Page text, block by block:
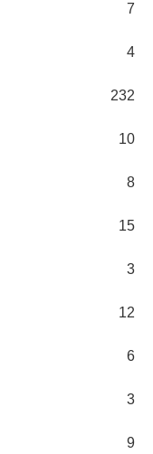
7
4
232
10
8
15
3
12
6
3
9